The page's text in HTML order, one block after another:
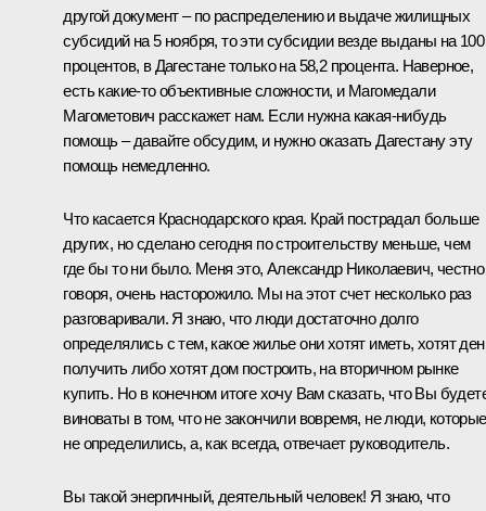
другой документ – по распределению и выдаче жилищных
субсидий на 5 ноября, то эти субсидии везде выданы на 100
процентов, в Дагестане только на 58,2 процента. Наверное,
есть какие‑то объективные сложности, и Магомедали
Магометович расскажет нам. Если нужна какая‑нибудь
помощь – давайте обсудим, и нужно оказать Дагестану эту
помощь немедленно.
Что касается Краснодарского края. Край пострадал больше
других, но сделано сегодня по строительству меньше, чем
где бы то ни было. Меня это, Александр Николаевич, честно
говоря, очень насторожило. Мы на этот счет несколько раз
разговаривали. Я знаю, что люди достаточно долго
определялись с тем, какое жилье они хотят иметь, хотят
получить либо хотят дом построить, на вторичном рынке
купить. Но в конечном итоге хочу Вам сказать, что Вы
виноваты в том, что не закончили вовремя, не люди, которые
не определились, а, как всегда, отвечает руководитель.
Вы такой энергичный, деятельный человек! Я знаю, что